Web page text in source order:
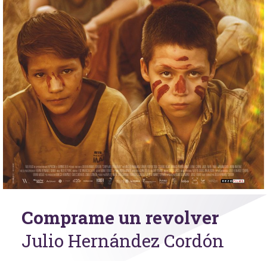
Comprame un revolver
Julio Hernández Cordón